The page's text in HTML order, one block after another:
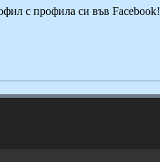
с профила си във Facebook!